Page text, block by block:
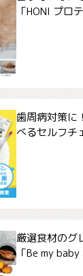
「HONI プロ
歯周病対策に
べるセルフチ
厳選食材のグ
「Be my